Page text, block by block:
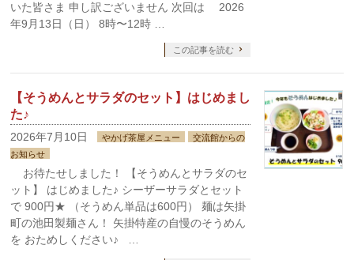
いた皆さま 申し訳ございません 次回は 2026
年9月13日（日） 8時〜12時 …
この記事を読む
【そうめんとサラダのセット】はじめまし
た♪
2026年7月10日 やかげ茶屋メニュー
交流館からの
お知らせ
お待たせしました！ 【そうめんとサラダのセ
ット】 はじめました♪ シーザーサラダとセット
で 900円★ （そうめん単品は600円） 麺は矢掛
町の池田製麺さん！ 矢掛特産の自慢のそうめん
を おためしください♪ …